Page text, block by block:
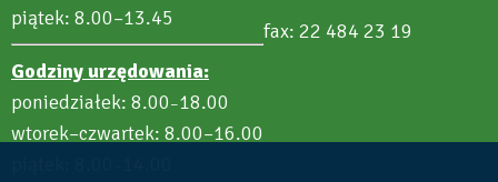
piątek: 8.00–13.45
Godziny urzędowania:
poniedziałek: 8.00–18.00
wtorek–czwartek: 8.00–16.00
fax: 22 484 23 19